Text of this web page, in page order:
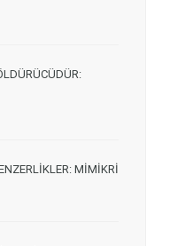
MİMİKRİ